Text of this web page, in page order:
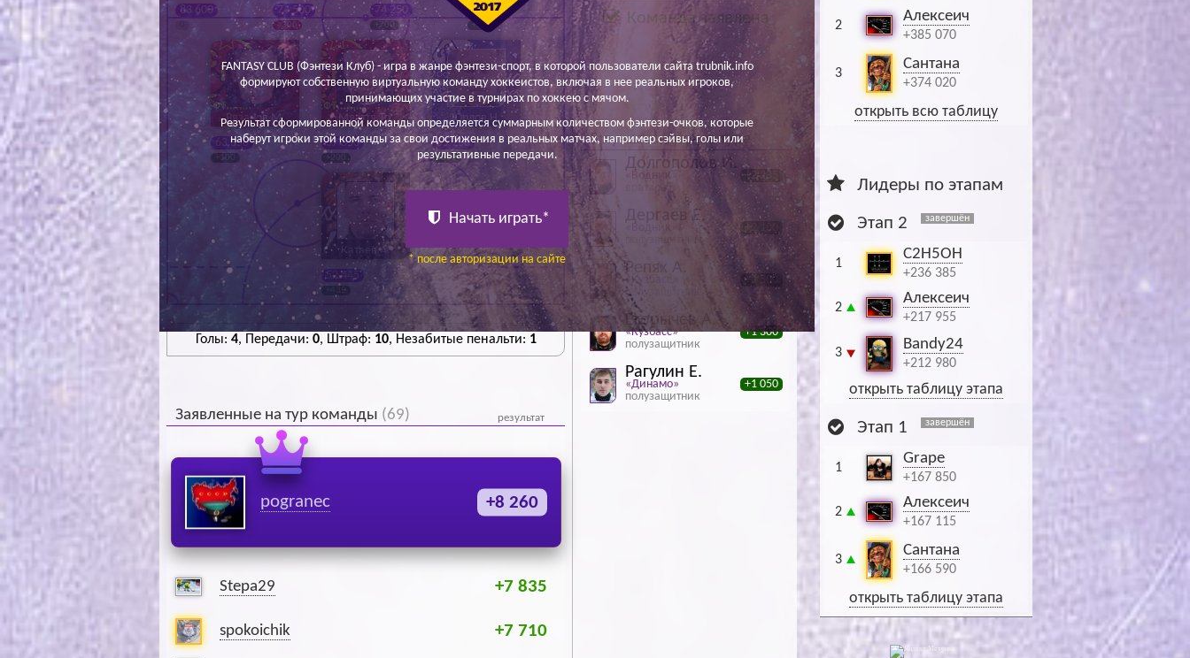
FANTASY CLUB (Фэнтези Клуб) - игра в жанре фэнтези-спорт, в которой пользователи сайта trubnik.info
формируют собственную виртуальную команду хоккеистов, включая в нее реальных игроков,
принимающих участие в турнирах по хоккею с мячом.
Результат сформированной команды определяется суммарным количеством фэнтези-очков, которые
наберут игроки этой команды за свои достижения в реальных матчах, например сэйвы, голы или
результативные передачи.
Начать играть*
* после авторизации на сайте
Катаев А.
52 445
+435
Рязанов М.
63 350
+100
Мяаття То.
37 350
+200
Юрлов Н.
55 700
+300
83 600
74 500
- 300
74 250
+700
64 200
+50
Голы: 4, Передачи: 0, Штраф: 10, Незабитые пенальти: 1
Заявленные на тур команды (69) результат
pogranec +8 260
Stepa29 +7 835
spokoichik +7 710
Команда заявлена
5 лучших игроков тура
Долгополов И.
«Водник»
вратарь
+2 235
Дергаев Е.
+2 100
Репях А.
«Кузбасс»
полузащитник
+1 500
Егорычев А.
«Кузбасс»
полузащитник
+1 300
Рагулин Е.
«Динамо»
полузащитник
+1 050
2
Алексеич
+385 070
3
Сантана
+374 020
открыть всю таблицу
Лидеры по этапам
Этап 2 завершён
1
C2H5OH
+236 385
2
Алексеич
+217 955
3 Bandy24
+212 980
открыть таблицу этапа
Этап 1 завершён
1
Grape
+167 850
2
Алексеич
+167 115
3
Сантана
+166 590
открыть таблицу этапа